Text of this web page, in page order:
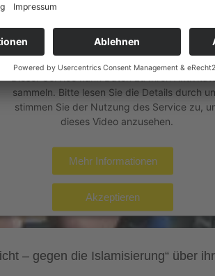
ZUSTIMMUNG, UM DEN YOUTUBE
Wir verwenden einen Service eines
Drittanbieters, um Videoinhalte einzubetten.
sammeln. Bitte lesen Sie die Details durch
stimmen Sie der Nutzung des Service zu,
dieses Video anzusehen.
Mehr Informationen
Akzeptieren
powered by
Usercentrics Consent
– gegen die Islamisierung“ über